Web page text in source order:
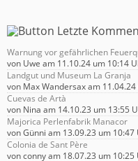
Warnung vor gefährlichen
von Uwe am 11.10.24 um 10:14
Landgut und Museum La Granja
von Max Wandersaxam
Cuevas de Artà
von Nina am 14.10.23 um 13:55
Majorica Perlenfabrik Manacor
vonGünni am 13.09.23 um 10:47
Colonia de Sant Père
vonconnyam 18.07.23 um 10:25